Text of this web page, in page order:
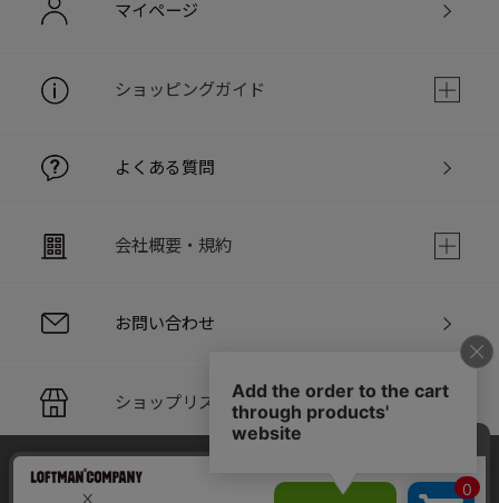
マイページ
ショッピングガイド
よくある質問
会社概要・規約
お問い合わせ
ショップリスト
PC版サイト
当サイトでは利用体験の向上およびコンテンツの最適な提供、ト
ラフィックの分析を目的としてCookieを使用しています。